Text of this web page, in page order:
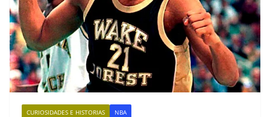
CURIOSIDADES E HISTORIAS NBA